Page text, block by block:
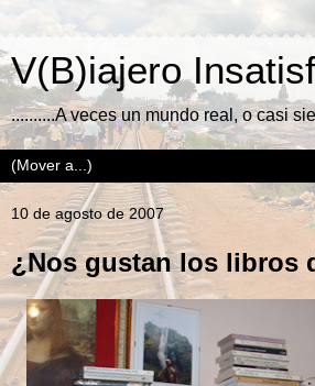
V(B)iajero
..........A veces un mundo real, o casi
10 de agosto de 2007
¿Nos gustan los libros